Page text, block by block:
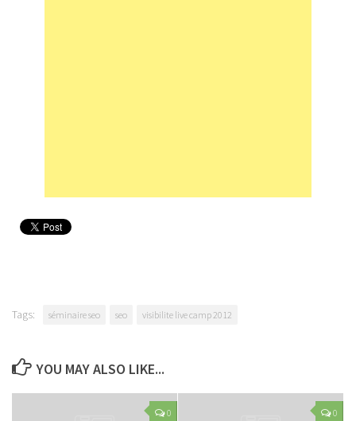
Tags: séminaire seo seo visibilite live camp 2012
YOU MAY ALSO LIKE...
0 0